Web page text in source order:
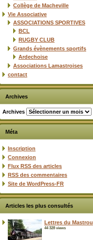
Collège de Macheville
Vie Associative
ASSOCIATIONS SPORTIVES
BCL
RUGBY CLUB
Grands évènements sportifs
Ardechoise
Associations Lamastroises
contact
Archives
Archives
Méta
Inscription
Connexion
Flux RSS des articles
RSS des commentaires
Site de WordPress-FR
Articles les plus consultés
Lettres du Mastrou
44 328 views